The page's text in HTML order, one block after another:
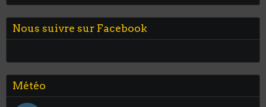
Nous suivre sur Facebook
Météo